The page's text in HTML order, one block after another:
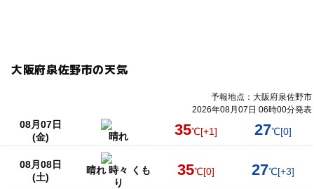
大阪府泉佐野市の天気
予報地点：大阪府泉佐野市
2026年08月07日 06時00分発表
08月07日
(金)
晴れ 35℃[+1] 27℃[0]
08月08日
(土)
晴れ 時々 くも
り
35℃[0] 27℃[+3]